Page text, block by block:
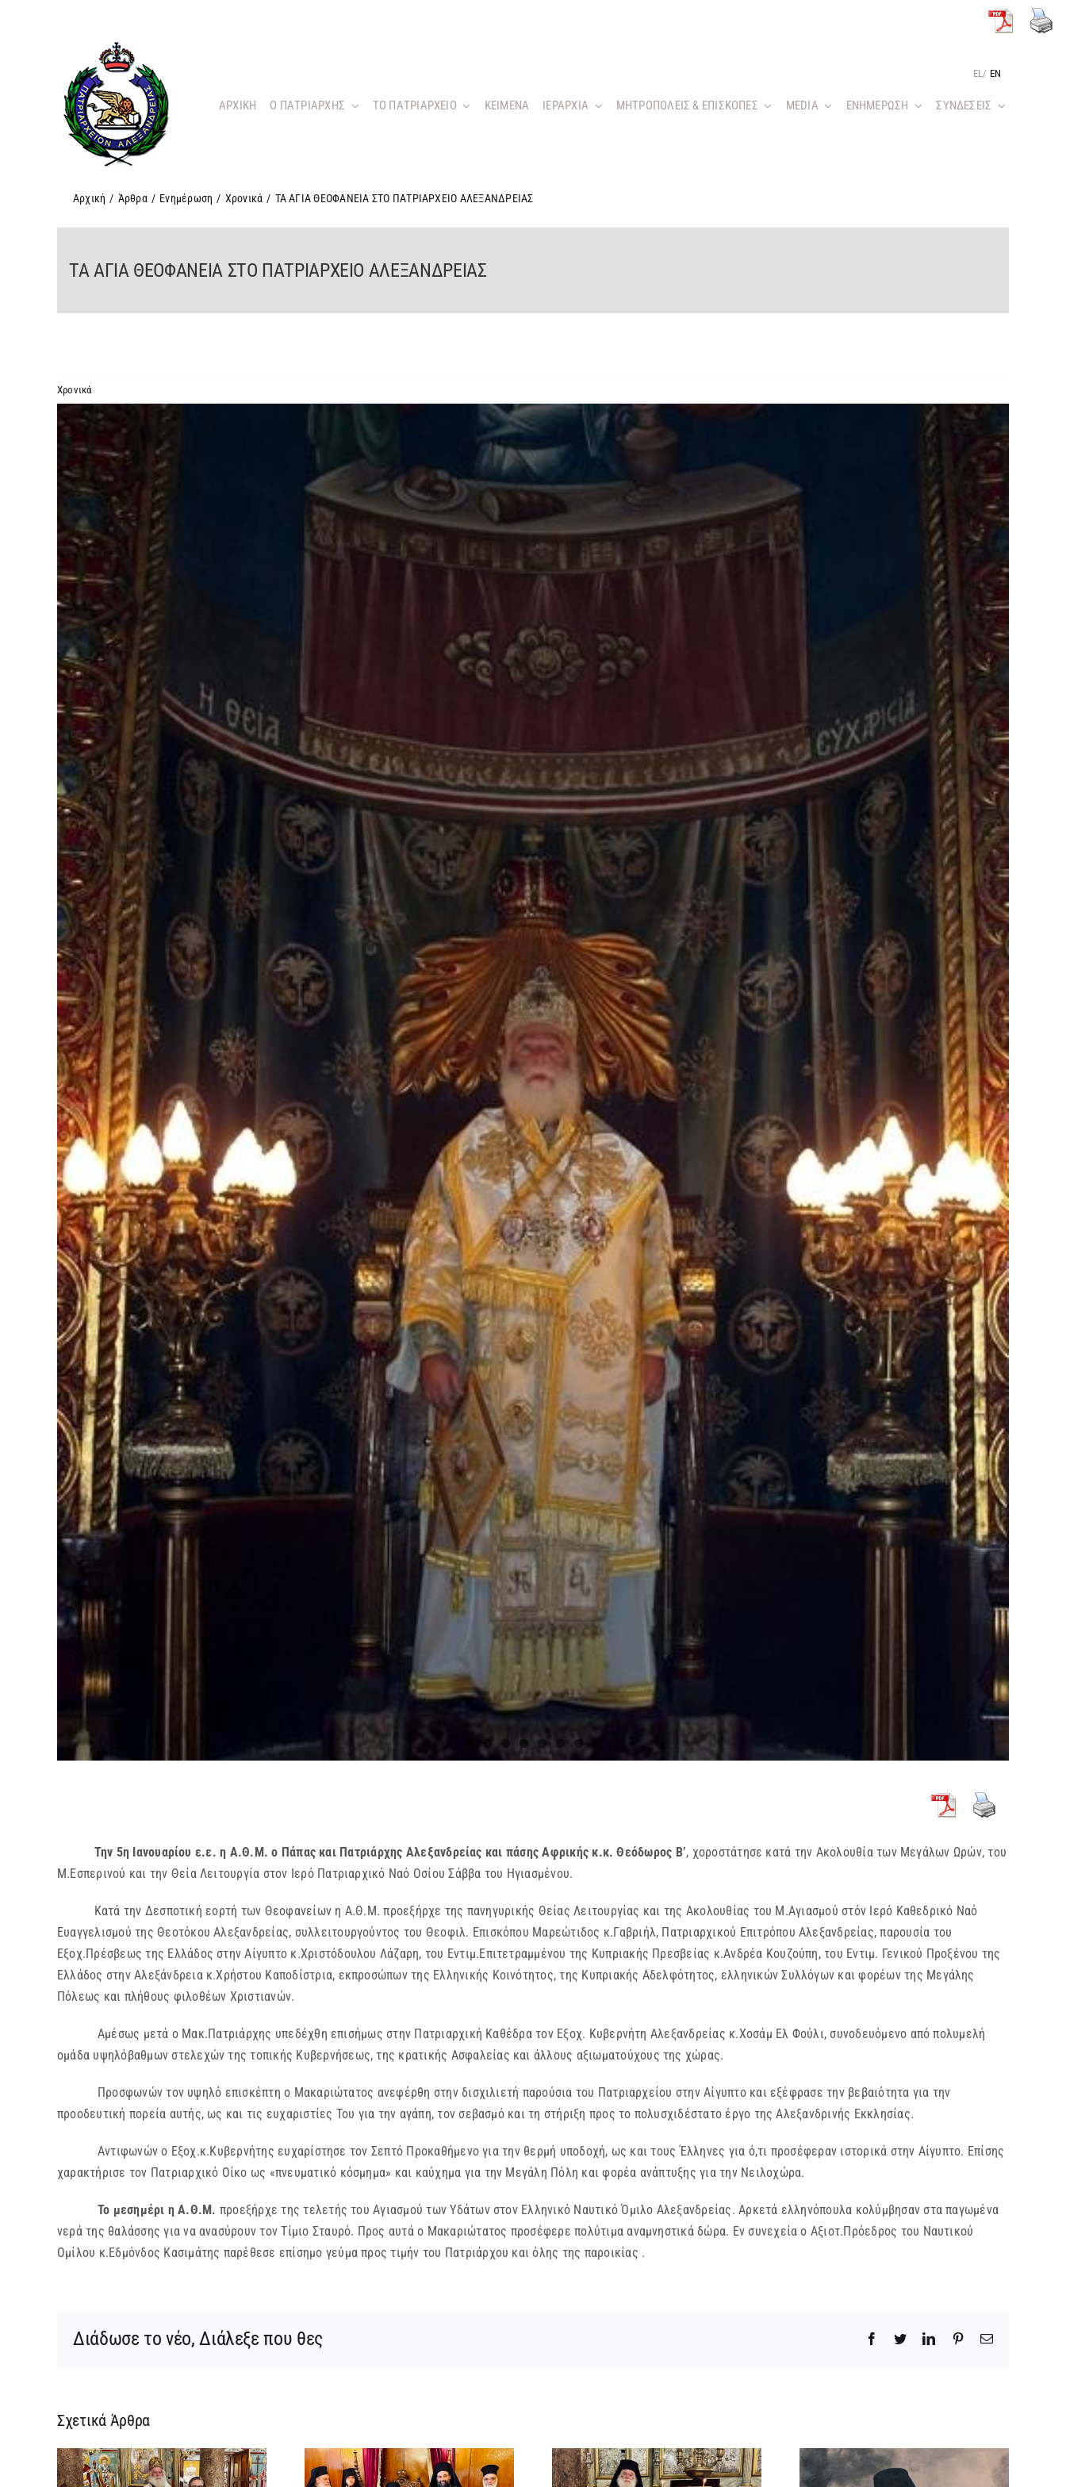
EL / EN
ΑΡΧΙΚΗ O ΠΑΤΡΙΑΡΧΗΣ ΤΟ ΠΑΤΡΙΑΡΧΕΙΟ KEIMENA ΙΕΡΑΡΧΙΑ ΜΗΤΡΟΠΟΛΕΙΣ & ΕΠΙΣΚΟΠΕΣ MEDIA ΕΝΗΜΕΡΩΣΗ ΣΥΝΔΕΣΕΙΣ
Αρχική / Άρθρα / Ενημέρωση / Χρονικά / ΤΑ ΑΓΙΑ ΘΕΟΦΑΝΕΙΑ ΣΤΟ ΠΑΤΡΙΑΡΧΕΙΟ ΑΛΕΞΑΝΔΡΕΙΑΣ
ΤΑ ΑΓΙΑ ΘΕΟΦΑΝΕΙΑ ΣΤΟ ΠΑΤΡΙΑΡΧΕΙΟ ΑΛΕΞΑΝΔΡΕΙΑΣ
Χρονικά
Προβολή
μεγαλύτερης
εικόνας
Την 5η Ιανουαρίου ε.ε. η Α.Θ.Μ. ο Πάπας και Πατριάρχης Αλεξανδρείας και πάσης Αφρικής κ.κ. Θεόδωρος Β’, χοροστάτησε κατά την Ακολουθία των Μεγάλων Ωρών, του
Μ.Εσπερινού και την Θεία Λειτουργία στον Ιερό Πατριαρχικό Ναό Οσίου Σάββα του Ηγιασμένου.
Κατά την Δεσποτική εορτή των Θεοφανείων η Α.Θ.Μ. προεξήρχε της πανηγυρικής Θείας Λειτουργίας και της Ακολουθίας του Μ.Αγιασμού στόν Ιερό Καθεδρικό Ναό
Ευαγγελισμού της Θεοτόκου Αλεξανδρείας, συλλειτουργούντος του Θεοφιλ. Επισκόπου Μαρεώτιδος κ.Γαβριήλ, Πατριαρχικού Επιτρόπου Αλεξανδρείας, παρουσία του
Εξοχ.Πρέσβεως της Ελλάδος στην Αίγυπτο κ.Χριστόδουλου Λάζαρη, του Εντιμ.Επιτετραμμένου της Κυπριακής Πρεσβείας κ.Ανδρέα Κουζούπη, του Εντιμ. Γενικού Προξένου της
Ελλάδος στην Αλεξάνδρεια κ.Χρήστου Καποδίστρια, εκπροσώπων της Ελληνικής Κοινότητος, της Κυπριακής Αδελφότητος, ελληνικών Συλλόγων και φορέων της Μεγάλης
Πόλεως και πλήθους φιλοθέων Χριστιανών.
Αμέσως μετά ο Μακ.Πατριάρχης υπεδέχθη επισήμως στην Πατριαρχική Καθέδρα τον Εξοχ. Κυβερνήτη Αλεξανδρείας κ.Χοσάμ Ελ Φούλι, συνοδευόμενο από πολυμελή
ομάδα υψηλόβαθμων στελεχών της τοπικής Κυβερνήσεως, της κρατικής Ασφαλείας και άλλους αξιωματούχους της χώρας.
Προσφωνών τον υψηλό επισκέπτη ο Μακαριώτατος ανεφέρθη στην δισχιλιετή παρούσια του Πατριαρχείου στην Αίγυπτο και εξέφρασε την βεβαιότητα για την
προοδευτική πορεία αυτής, ως και τις ευχαριστίες Του για την αγάπη, τον σεβασμό και τη στήριξη προς το πολυσχιδέστατο έργο της Αλεξανδρινής Εκκλησίας.
Αντιφωνών ο Εξοχ.κ.Κυβερνήτης ευχαρίστησε τον Σεπτό Προκαθήμενο για την θερμή υποδοχή, ως και τους Έλληνες για ό,τι προσέφεραν ιστορικά στην Αίγυπτο. Επίσης
χαρακτήρισε τον Πατριαρχικό Οίκο ως «πνευματικό κόσμημα» και καύχημα για την Μεγάλη Πόλη και φορέα ανάπτυξης για την Νειλοχώρα.
Το μεσημέρι η Α.Θ.Μ. προεξήρχε της τελετής του Αγιασμού των Υδάτων στον Ελληνικό Ναυτικό Όμιλο Αλεξανδρείας. Αρκετά ελληνόπουλα κολύμβησαν στα παγωμένα
νερά της θαλάσσης για να ανασύρουν τον Τίμιο Σταυρό. Προς αυτά ο Μακαριώτατος προσέφερε πολύτιμα αναμνηστικά δώρα. Εν συνεχεία ο Αξιοτ.Πρόεδρος του Ναυτικού
Ομίλου κ.Εδμόνδος Κασιμάτης παρέθεσε επίσημο γεύμα προς τιμήν του Πατριάρχου και όλης της παροικίας .
Διάδωσε το νέο, Διάλεξε που θες Facebook
TwitterLinkedInPinterestEmail
Σχετικά Άρθρα